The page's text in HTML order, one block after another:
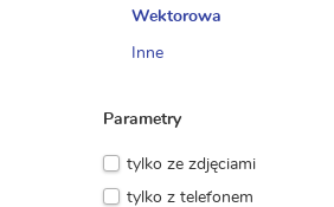
Wektorowa
Inne
Parametry
tylko ze zdjęciami
tylko z telefonem